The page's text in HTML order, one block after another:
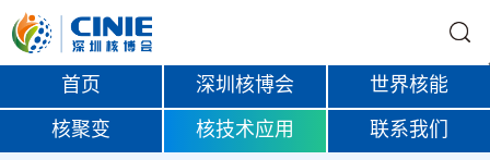
首页 深圳核博会 世界核能
核聚变 核技术应用 联系我们